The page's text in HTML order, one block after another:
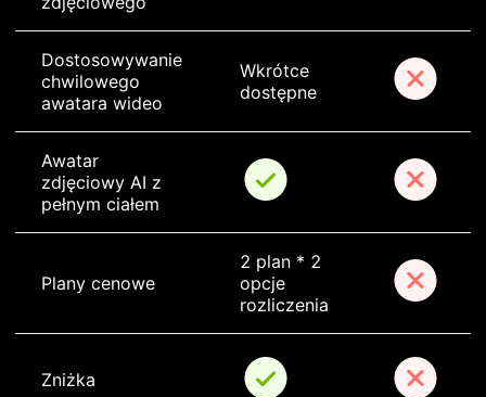
Dostosowywanie
chwilowego
awatara wideo
Wkrótce
dostępne
Awatar
zdjęciowy AI z
pełnym ciałem
Plany cenowe
2 plan * 2
opcje
rozliczenia
Zniżka